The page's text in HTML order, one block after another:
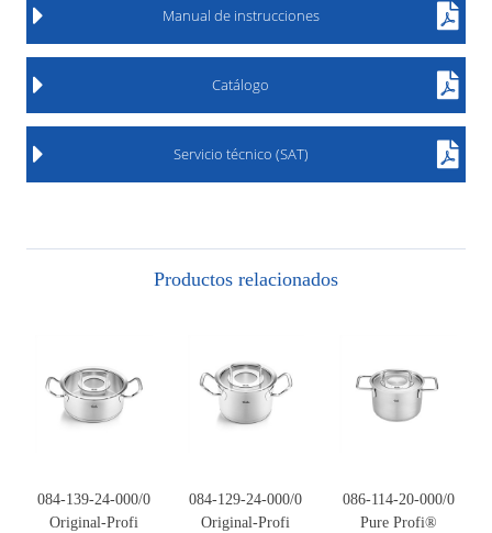
Manual de instrucciones
Catálogo
Servicio técnico (SAT)
Productos relacionados
084-139-24-000/0
Original-Profi
084-129-24-000/0
Original-Profi
086-114-20-000/0
Pure Profi®